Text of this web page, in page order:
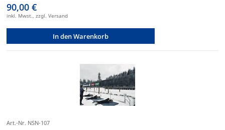
90,00 €
inkl. Mwst., zzgl. Versand
In den Warenkorb
Art.-Nr. NSN-107